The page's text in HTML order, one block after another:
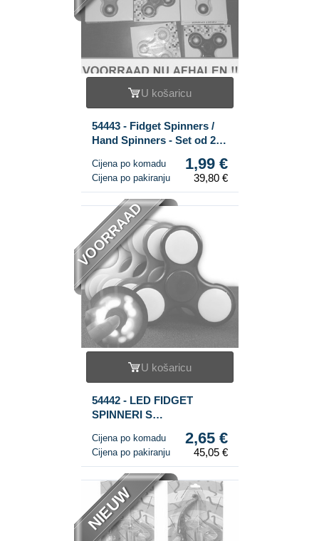
U košaricu
54443 - Fidget Spinners /
Hand Spinners - Set od 20
Cijena po komadu 1,99 €
Cijena po pakiranju 39,80 €
VOORRAAD
U košaricu
54442 - LED FIDGET
SPINNERI S
2017*** (17 svjetala)
Cijena po komadu 2,65 €
Cijena po pakiranju 45,05 €
NIEUW